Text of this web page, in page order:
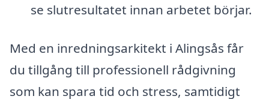
se slutresultatet innan arbetet börjar.
Med en inredningsarkitekt i Alingsås får
du tillgång till professionell rådgivning
som kan spara tid och stress, samtidigt